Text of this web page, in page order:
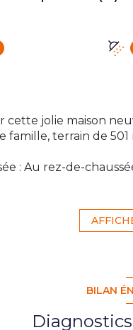
cette jolie maison
terrain de
: Au rez-de-
dont une avec
à chaleur,
rare à la vente à
N'hésitez pas
commercial en
BILAN